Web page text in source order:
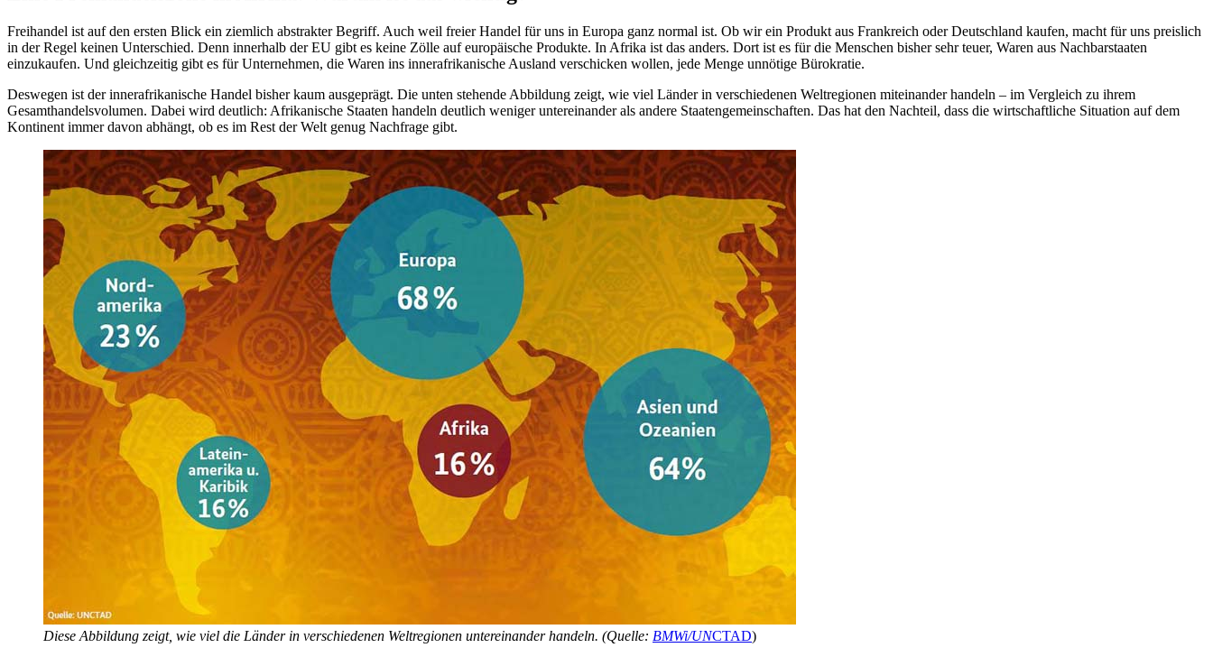
Freihandel ist auf den ersten Blick ein ziemlich abstrakter Begriff. Auch weil freier Handel für uns in Europa ganz normal ist. Ob wir ein Produkt aus Frankreich oder Deutschland kaufen, macht für uns preislich
in der Regel keinen Unterschied. Denn innerhalb der EU gibt es keine Zölle auf europäische Produkte. In Afrika ist das anders. Dort ist es für die Menschen bisher sehr teuer, Waren aus Nachbarstaaten
einzukaufen. Und gleichzeitig gibt es für Unternehmen, die Waren ins innerafrikanische Ausland verschicken wollen, jede Menge unnötige Bürokratie.
Deswegen ist der innerafrikanische Handel bisher kaum ausgeprägt. Die unten stehende Abbildung zeigt, wie viel Länder in verschiedenen Weltregionen miteinander handeln – im Vergleich zu ihrem
Gesamthandelsvolumen. Dabei wird deutlich: Afrikanische Staaten handeln deutlich weniger untereinander als andere Staatengemeinschaften. Das hat den Nachteil, dass die wirtschaftliche Situation auf dem
Kontinent immer davon abhängt, ob es im Rest der Welt genug Nachfrage gibt.
Diese Abbildung zeigt, wie viel die Länder in verschiedenen Weltregionen untereinander handeln. (Quelle: BMWi/UNCTAD)